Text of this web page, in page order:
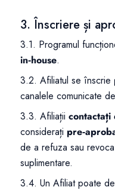
3. Înscriere și
3.1. Programul
in‑house.
3.2. Afiliatul se înscrie
canalele comunicate
3.3. Afiliații contactați
considerați
de a refuza sau
suplimentare.
3.4. Un Afiliat poate